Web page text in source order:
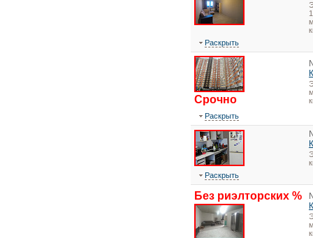
Раскрыть
Срочно
Раскрыть
Раскрыть
Без риэлторских %